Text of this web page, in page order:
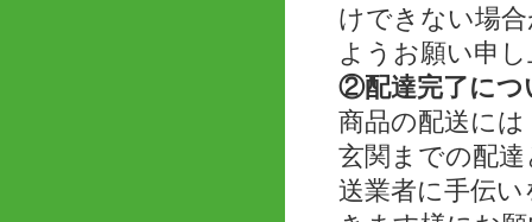
けできない場
ようお願い申
②配達完了につ
商品の配送に
玄関までの配
送業者に手伝